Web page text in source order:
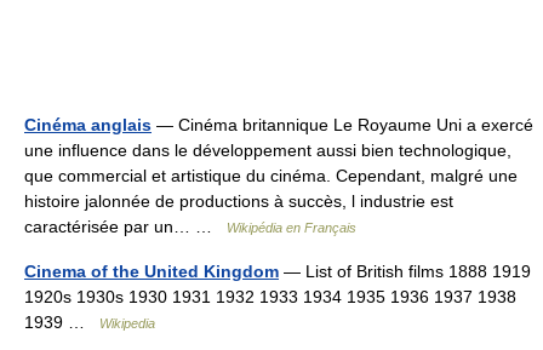
Cinéma anglais — Cinéma britannique Le Royaume Uni a exercé
une influence dans le développement aussi bien technologique,
que commercial et artistique du cinéma. Cependant, malgré une
histoire jalonnée de productions à succès, l industrie est
caractérisée par un… …
Wikipédia en Français
Cinema of the United Kingdom — List of British films 1888 1919
1920s 1930s 1930 1931 1932 1933 1934 1935 1936 1937 1938
1939 …
Wikipedia